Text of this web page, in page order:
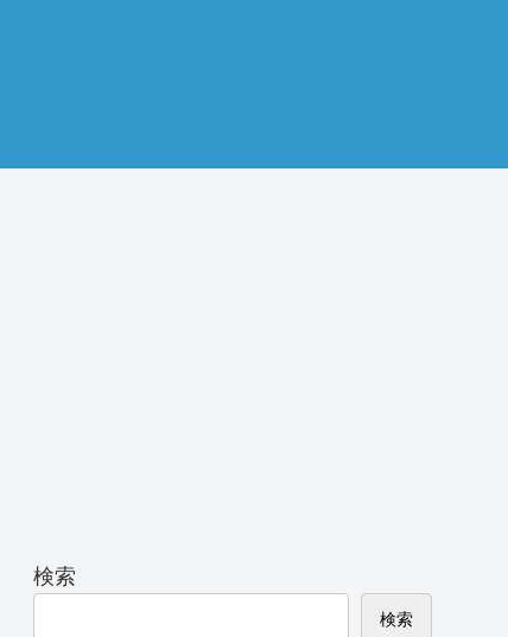
検索
検索